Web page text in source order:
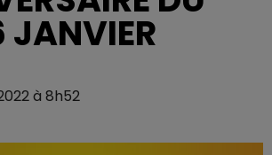
JANVIER
à 8h52